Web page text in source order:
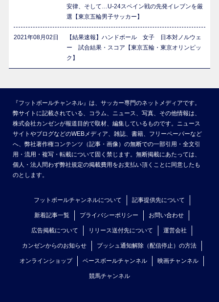
安律、そして…U-24スペイン戦の先発イレブンを厳
選【東京五輪男子サッカー】
2021年08月02日
【結果速報】ハンドボール 女子 日本対ノルウェ
ー 試合結果・スコア【東京五輪・東京オリンピッ
ク】
『フットボールチャンネル』は、サッカー専門のネットメディアです。
弊サイトに記載されている、コラム、ニュース、写真、その他情報は、
株式会社カンゼンが報道目的で取材、編集しているものです。ニュース
サイトやブログなどのWEBメディア、雑誌、書籍、フリーペーパーなど
へ、弊社著作権コンテンツ（記事・画像）の無断での一部引用・全文引
用・流用・複写・転載について固く禁じます。無断掲載にあたっては、
個人・法人問わず弊社規定の掲載費用をお支払い頂くことに同意したも
のとします。
フットボールチャンネルについて 記事提供先について
新着記事一覧 プライバシーポリシー お問い合わせ
広告掲載について リリース送付先について 運営会社
カンゼンからのお知らせ プッシュ通知解除（配信停止）の方法
オンラインショップ ベースボールチャンネル 映画チャンネル
競馬チャンネル